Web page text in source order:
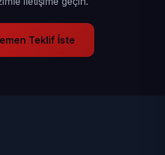
Teklif İste